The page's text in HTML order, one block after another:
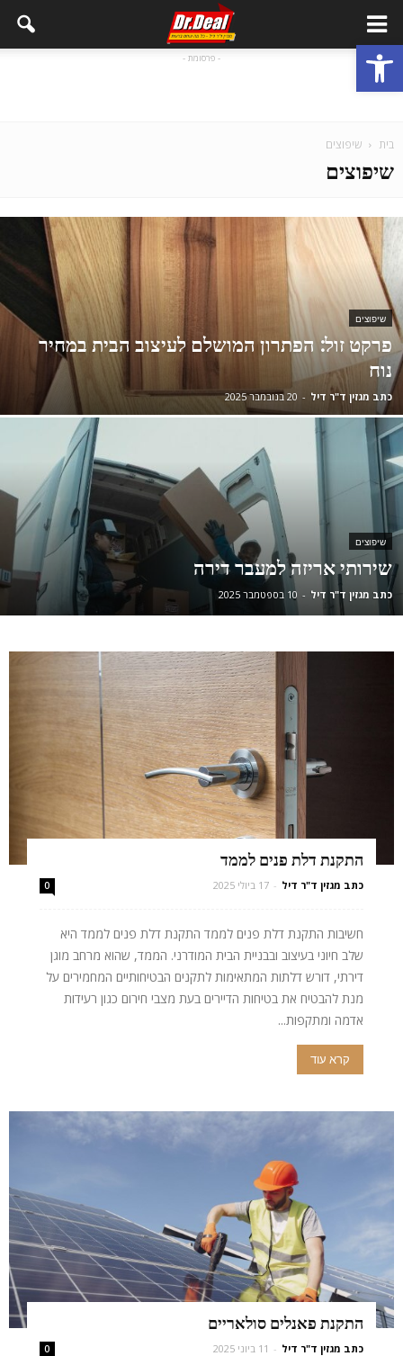
פתח סרגל נגישות - פרסומת -
בית שיפוצים
שיפוצים
שיפוצים
פרקט זול: הפתרון המושלם לעיצוב הבית במחיר
נוח
כתב מגזין ד"ר דיל - 20 בנובמבר 2025
שיפוצים
שירותי אריזה למעבר דירה
כתב מגזין ד"ר דיל - 10 בספטמבר 2025
התקנת דלת פנים לממד
כתב מגזין ד"ר דיל - 17 ביולי 2025 0
חשיבות התקנת דלת פנים לממד התקנת דלת פנים לממד היא
שלב חיוני בעיצוב ובבניית הבית המודרני. הממד, שהוא מרחב מוגן
דירתי, דורש דלתות המתאימות לתקנים הבטיחותיים המחמירים על
מנת להבטיח את בטיחות הדיירים בעת מצבי חירום כגון רעידות
אדמה ומתקפות...
קרא עוד
התקנת פאנלים סולאריים
כתב מגזין ד"ר דיל - 11 ביוני 2025 0